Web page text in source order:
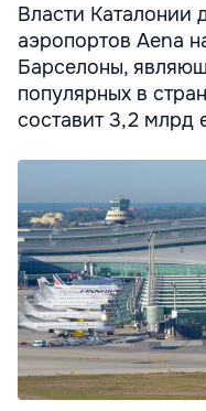
Власти Каталонии
аэропортов Aena
Барселоны,
популярных в
составит 3,2 млрд